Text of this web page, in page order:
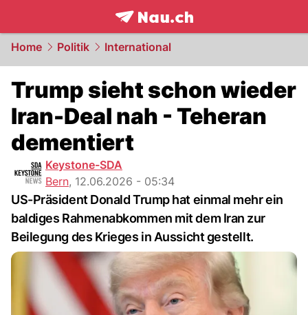
frontpage.NAU.ch
Home Politik International
Trump sieht schon wieder
Iran-Deal nah - Teheran
dementiert
Keystone-SDA
Bern, 12.06.2026 - 05:34
US-Präsident Donald Trump hat einmal mehr ein
baldiges Rahmenabkommen mit dem Iran zur
Beilegung des Krieges in Aussicht gestellt.